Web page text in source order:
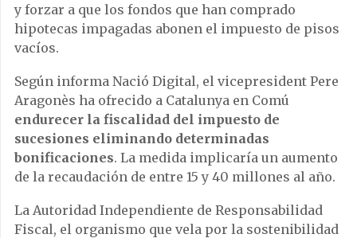
y forzar a que los fondos que han comprado
hipotecas impagadas abonen el impuesto de pisos
vacíos.
Según informa Nació Digital, el vicepresident Pere
Aragonès ha ofrecido a Catalunya en Comú
endurecer la fiscalidad del impuesto de
sucesiones eliminando determinadas
bonificaciones. La medida implicaría un aumento
de la recaudación de entre 15 y 40 millones al año.
La Autoridad Independiente de Responsabilidad
Fiscal, el organismo que vela por la sostenibilidad